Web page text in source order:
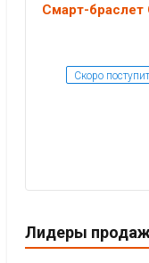
Смарт-браслет
Скоро
Лидеры